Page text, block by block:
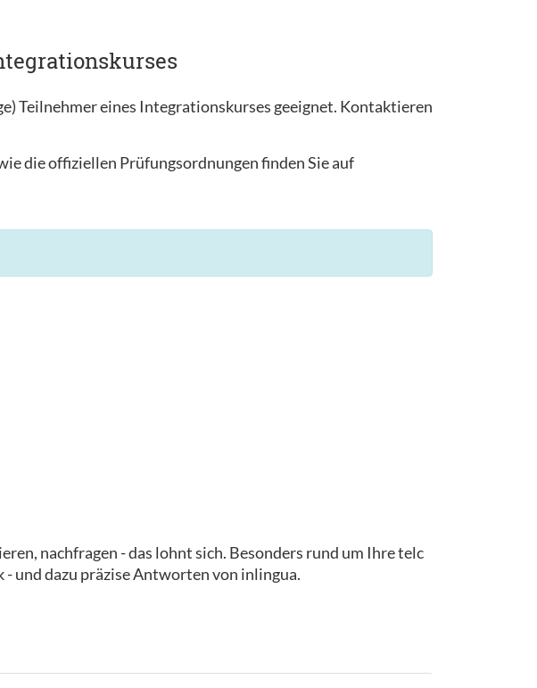
Teilnehmer eines Integrationskurses geeignet. Kontaktieren
die offiziellen Prüfungsordnungen finden Sie auf
nachfragen - das lohnt sich. Besonders rund um Ihre telc
und dazu präzise Antworten von inlingua.